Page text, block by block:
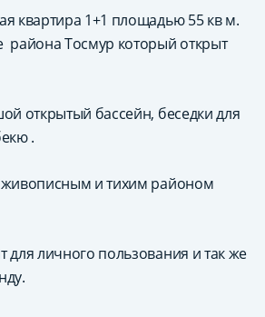
квартира 1+1 площадью 55 кв м.
района Тосмур который открыт
открытый бассейн, беседки для
.
живописным и тихим районом
для личного пользования и так же